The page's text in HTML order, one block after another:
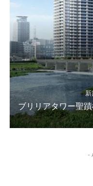
新
ブリリアタワー聖
-